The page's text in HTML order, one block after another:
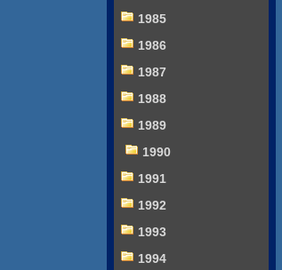
1985
1986
1987
1988
1989
1990
1991
1992
1993
1994